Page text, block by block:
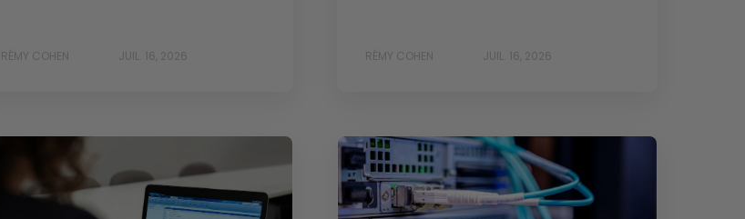
RÉMY COHEN JUIL. 16, 2026 RÉMY COHEN JUIL. 16, 2026